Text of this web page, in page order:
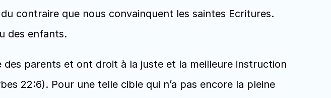
contraire que nous convainquent les saintes Ecritures.
des enfants.
des parents et ont droit à la juste et la meilleure instruction
22:6). Pour une telle cible qui n’a pas encore la pleine